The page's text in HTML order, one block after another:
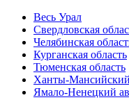
Весь Урал
Свердловская
Челябинская
Курганская область
Тюменская область
Ханты-
Ямало-Ненецкий